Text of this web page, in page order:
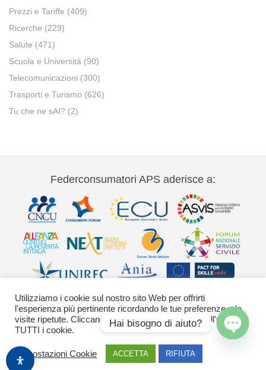
Prezzi e Tariffe (409)
Ricerche (229)
Salute (471)
Scuola e Università (90)
Telecomunicazioni (300)
Trasporti e Turismo (626)
Tu che ne sAI? (2)
Federconsumatori APS aderisce a:
Via Palestro 11 00185 Roma - tel 06
42020755-9 federconsumatori@federconsumatori.it Ufficio stampa tel: 06
42020755 ufficiostampa@federconsumatori.it -Cookies Policy
Utilizziamo i cookie sul nostro sito Web per offrirti
l'esperienza più pertinente ricordando le tue preferenze e le
visite ripetute. Cliccando su "Accetta" acconsenti all'uso di
TUTTI i cookie.
Impostazioni Cookie ACCETTA RIFIUTA
Hai bisogno di aiuto?